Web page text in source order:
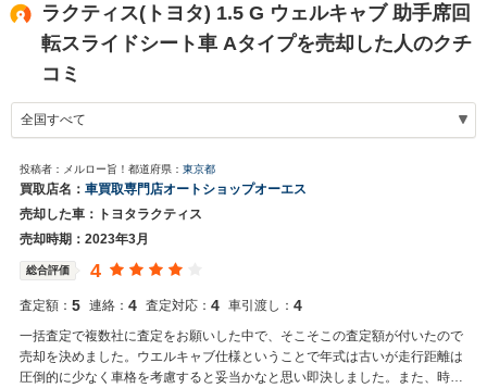
ラクティス(トヨタ) 1.5 G ウェルキャブ 助手席回
転スライドシート車 Aタイプを売却した人のクチ
コミ
投稿者：メルロー旨！ 都道府県： 東京都
買取店名： 車買取専門店オートショップオーエス
売却した車：トヨタラクティス
売却時期：2023年3月
総合評価 4
査定額： 5 連絡： 4 査定対応： 4 車引渡し： 4
一括査定で複数社に査定をお願いした中で、そこそこの査定額が付いたので
売却を決めました。ウエルキャブ仕様ということで年式は古いが走行距離は
圧倒的に少なく車格を考慮すると妥当かなと思い即決しました。また、時代